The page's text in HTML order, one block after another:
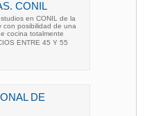
CONIL
en CONIL de la
con posibilidad de una
cocina totalmente
ENTRE 45 Y 55
DE